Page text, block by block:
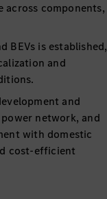
across components,
BEVs is established,
and
and
network, and
with domestic
cost-efficient